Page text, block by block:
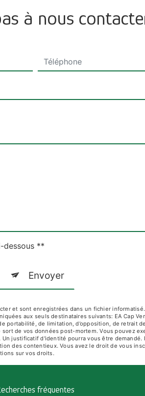
à nous
dessous **
Envoyer
et sont enregistrées dans un fichier
aux seuls destinataires suivants: EA Cap
portabilité, de limitation, d’opposition, de
de vos données post-mortem. Vous pouvez
justificatif d'identité pourra vous être
des contentieux. Vous avez le droit de vous
sur vos droits.
fréquentes